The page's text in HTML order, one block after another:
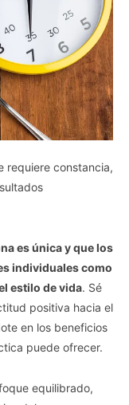
requiere constancia,
es única y que los
individuales como
estilo de vida. Sé
positiva hacia el
en los beneficios
puede ofrecer.
equilibrado,